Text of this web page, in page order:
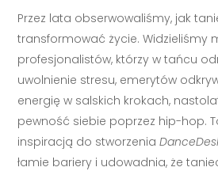
Przez lata obserwowaliśmy, jak
transformować życie. Widzieliśmy
profesjonalistów, którzy w tańcu
uwolnienie stresu, emerytów
energię w salskich krokach,
pewność siebie poprzez hip-hop.
inspiracją do stworzenia
łamie bariery i udowadnia, że